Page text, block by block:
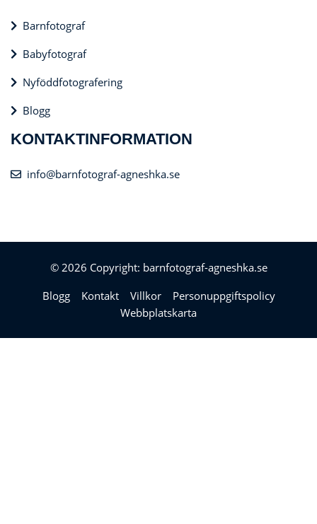
Barnfotograf
Babyfotograf
Nyföddfotografering
Blogg
KONTAKTINFORMATION
info@barnfotograf-agneshka.se
© 2026 Copyright: barnfotograf-agneshka.se
Blogg
Kontakt Villkor
Personuppgiftspolicy
Webbplatskarta